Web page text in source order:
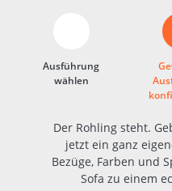
Ausführung
wählen
Der Rohling steht.
jetzt ein ganz
Bezüge, Farben und
Sofa zu einem